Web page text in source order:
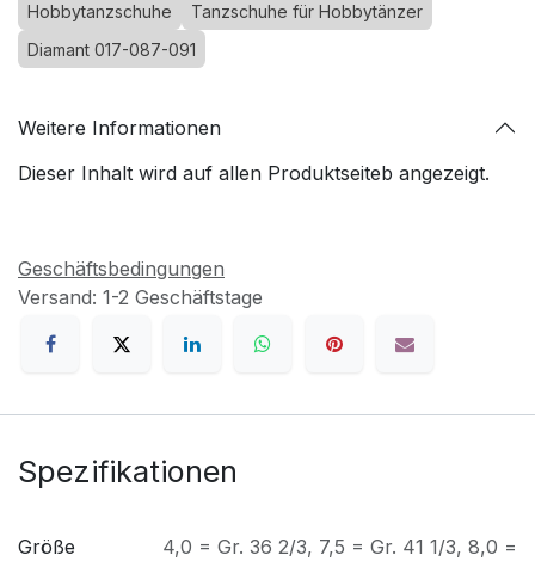
Hobbytanzschuhe
Tanzschuhe für Hobbytänzer
Diamant 017-087-091
Weitere Informationen
Dieser Inhalt wird auf allen Produktseiteb angezeigt.
Geschäftsbedingungen
Versand: 1-2 Geschäftstage
Spezifikationen
Größe 4,0 = Gr. 36 2/3, 7,5 = Gr. 41 1/3, 8,0 =